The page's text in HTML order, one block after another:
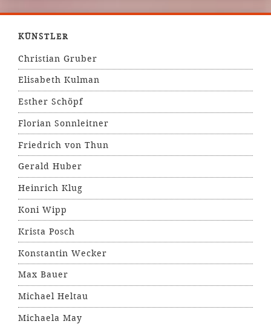
KÜNSTLER
Christian Gruber
Elisabeth Kulman
Esther Schöpf
Florian Sonnleitner
Friedrich von Thun
Gerald Huber
Heinrich Klug
Koni Wipp
Krista Posch
Konstantin Wecker
Max Bauer
Michael Heltau
Michaela May